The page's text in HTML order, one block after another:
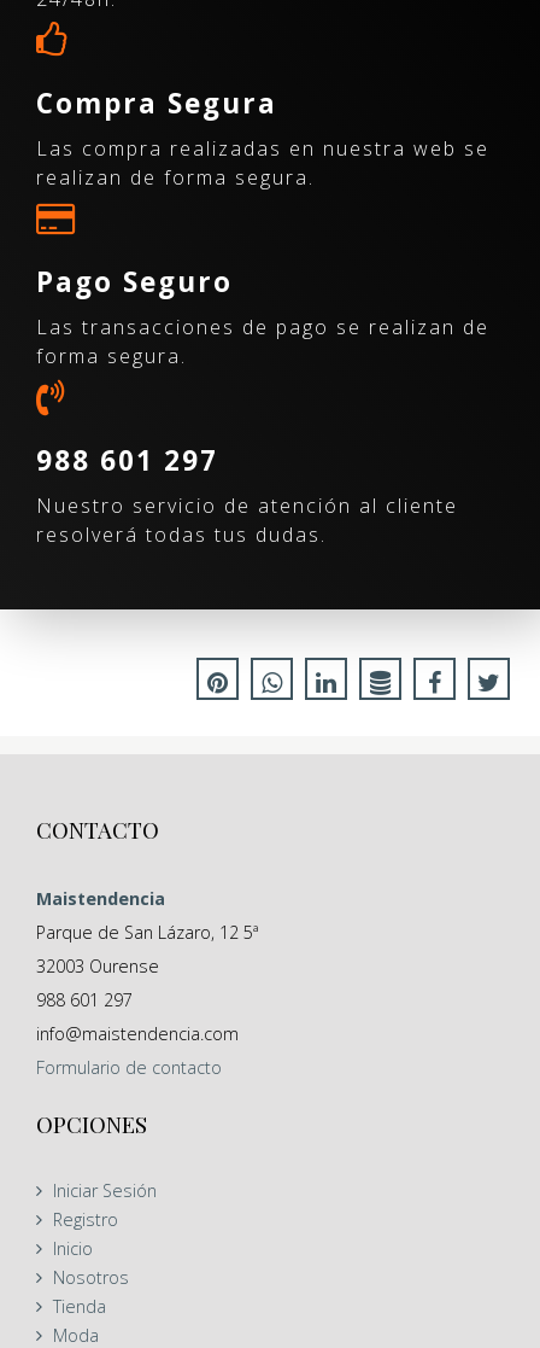
Compra Segura
Las compra realizadas en nuestra web se
realizan de forma segura.
Pago Seguro
Las transacciones de pago se realizan de
forma segura.
988 601 297
Nuestro servicio de atención al cliente
resolverá todas tus dudas.
CONTACTO
Maistendencia
Parque de San Lázaro, 12 5ª
32003 Ourense
988 601 297
info@maistendencia.com
Formulario de contacto
OPCIONES
Iniciar Sesión
Registro
Inicio
Nosotros
Tienda
Moda